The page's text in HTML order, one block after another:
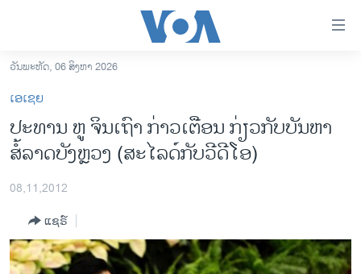
ເຂົ້າ
ຫາ
ຂ້າມ
ຂ້າມ
ຫາ
ອາເມຣິກາ
ການເລືອກຕັ້ງ ປະທານາທີບໍດີ ສະຫະລັດ 2024
ຂ່າວ​ຈີນ
ໂລກ
ເອເຊຍ
ວັນພະຫັດ, 06 ສິງຫາ 2026
ເອເຊຍ
ປະທານ ຫູ ຈິນເຖົາ ກ່າວເຕືອນ ກ່ຽວກັບບັນຫາ
ສໍ້ລາດບັງຫຼວງ (ສະໄລດ໌ກັບວີດີໂອ)
08,11,2012
ແຊຣ໌